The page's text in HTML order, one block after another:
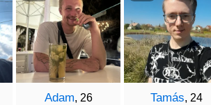
Adam, 26
Tamás, 24